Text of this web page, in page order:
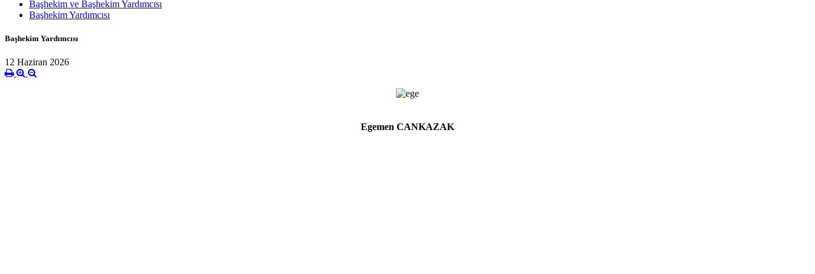
Başhekim ve Başhekim Yardımcısı
Başhekim Yardımcısı
Başhekim Yardımcısı
12 Haziran 2026
Egemen CANKAZAK